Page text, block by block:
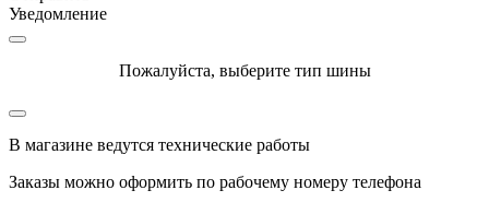
Уведомление
Пожалуйста, выберите тип шины
В магазине ведутся технические работы
Заказы можно оформить по рабочему номеру телефона